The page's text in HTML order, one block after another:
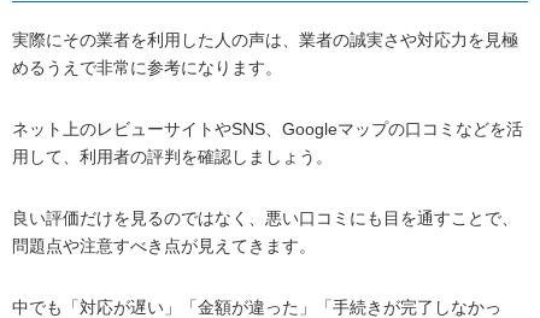
実際にその業者を利用した人の声は、業者の誠実さや対応力を見極
めるうえで非常に参考になります。
ネット上のレビューサイトやSNS、Googleマップの口コミなどを活
用して、利用者の評判を確認しましょう。
良い評価だけを見るのではなく、悪い口コミにも目を通すことで、
問題点や注意すべき点が見えてきます。
中でも「対応が遅い」「金額が違った」「手続きが完了しなかっ